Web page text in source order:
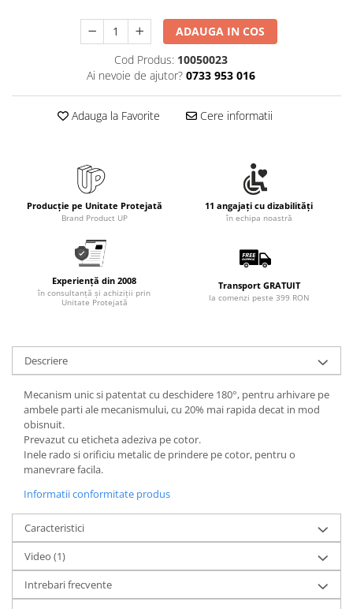
Tavite documente si suporturi
Ascutitori, radiere, agrafe
Foarfece pentru birou
Produse Antibacteriene
Articole pentru bucatarie
Maturi, mopuri si galeti
Hartie igienica, prosoape hartie si
Articole pentru rufe, casa,
geamuri, mobila
Articole pentru birou, suprafete,
Intretinere si odorizante masina
Saci de gunoi
Accesorii pentru curatenie
Tipografie si stampile
Formulare tipizate
Caiete si blocnotesuri
personalizate
Stampile, tusiere si tus
Protectia muncii si Imbracaminte
Imbracaminte
Tricouri
Bluze & Pulovere
ADAUGA IN COS
Cod Produs: 10050023
Ai nevoie de ajutor? 0733 953 016
Adauga la Favorite Cere informatii
Producție pe Unitate Protejată
Brand Product UP
11 angajați cu dizabilități
în echipa noastră
Experiență din 2008
în consultanță și achiziții prin
Unitate Protejată
Transport GRATUIT
la comenzi peste 399 RON
Descriere
Mecanism unic si patentat cu deschidere 180°, pentru arhivare pe
ambele parti ale mecanismului, cu 20% mai rapida decat in mod
obisnuit.
Prevazut cu eticheta adeziva pe cotor.
Inele rado si orificiu metalic de prindere pe cotor, pentru o
manevrare facila.
Informatii conformitate produs
Caracteristici
Video (1)
Intrebari frecvente